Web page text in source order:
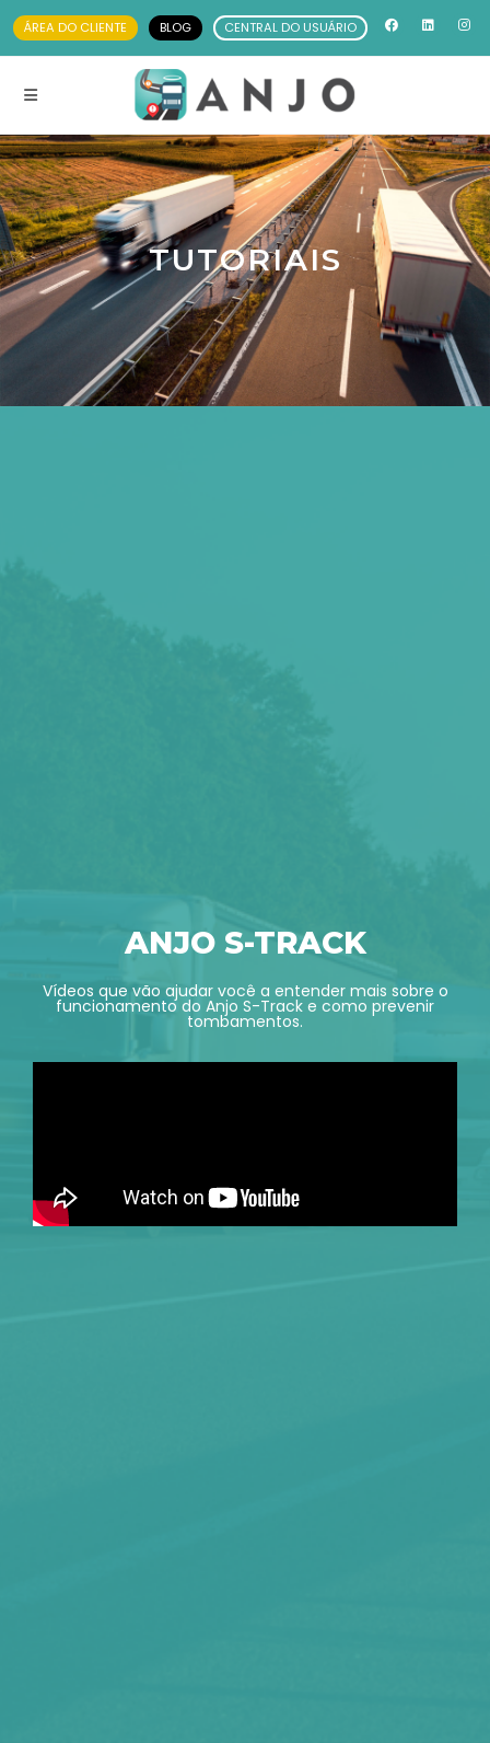
ÁREA DO CLIENTE BLOG CENTRAL DO USUÁRIO
TUTORIAIS
ANJO S-TRACK
Vídeos que vão ajudar você a entender mais sobre o
funcionamento do Anjo S-Track e como prevenir
tombamentos.